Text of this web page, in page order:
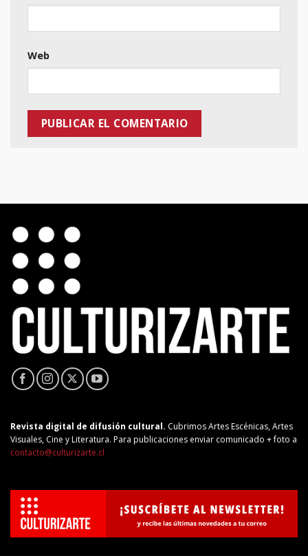
Web
Revista digital de difusión cultural. Cubrimos Artes Escénicas, Artes
Visuales, Cine y Literatura. Para publicaciones enviar comunicado + foto a
contacto@culturizarte.cl